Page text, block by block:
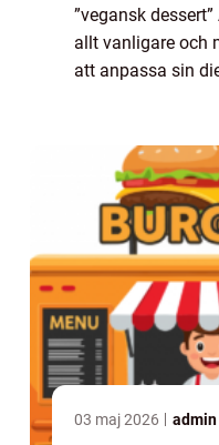
”vegansk
allt vanligare och
att anpassa sin
03 maj 2026 admin